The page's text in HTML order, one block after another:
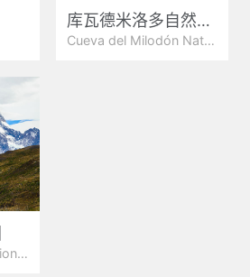
库瓦德米洛多自然博物馆
Cueva del Milodón Natural Monument
Torres del Paine National Park